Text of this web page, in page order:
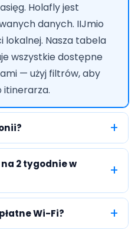
Holafly jest
danych. IIJmio
lokalnej. Nasza tabela
wszystkie dostępne
— użyj filtrów, aby
itinerarza.
2 tygodnie w
Wi-Fi?